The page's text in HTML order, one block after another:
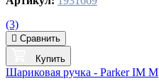
(3)
Сравнить
Купить
Шариковая ручка - Parker IM M